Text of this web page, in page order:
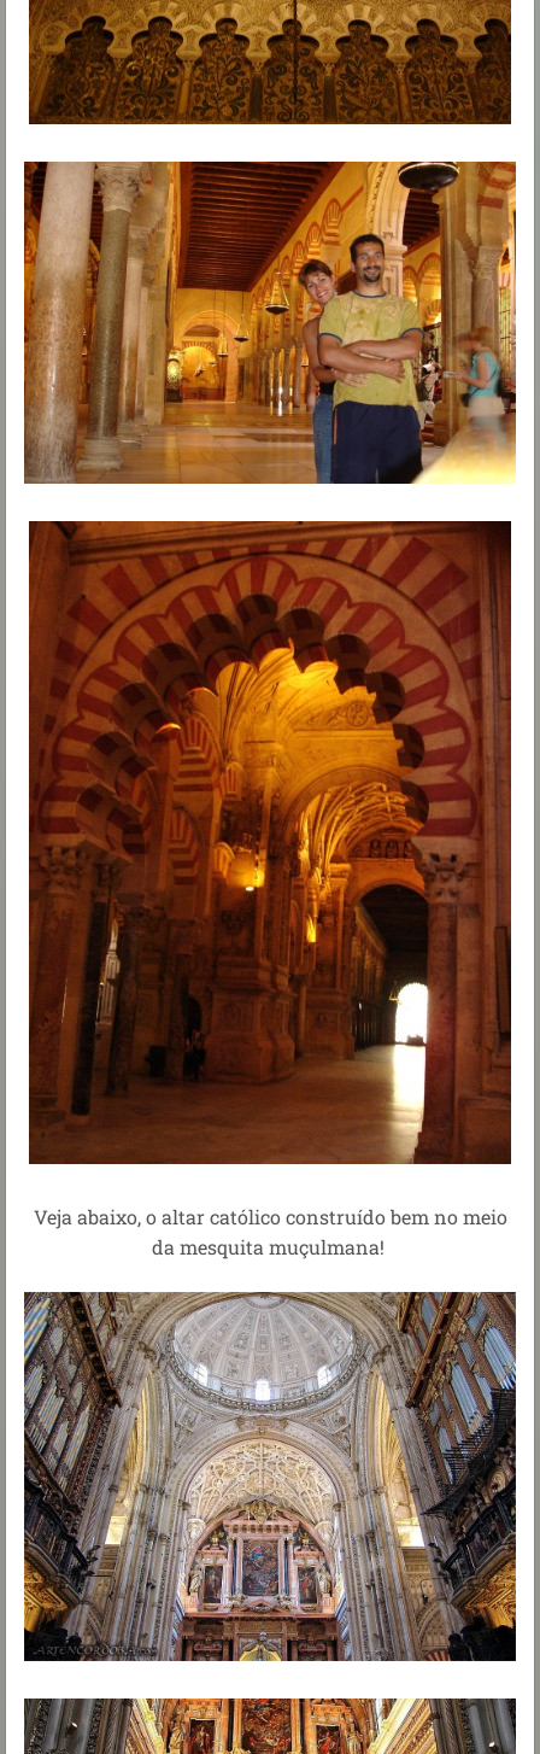
Veja abaixo, o altar católico construído bem no meio
da mesquita muçulmana!